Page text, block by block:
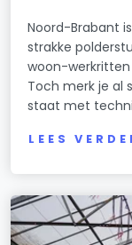
Noord-Brabant
strakke
woon-
Toch merk je al
staat met
LEES